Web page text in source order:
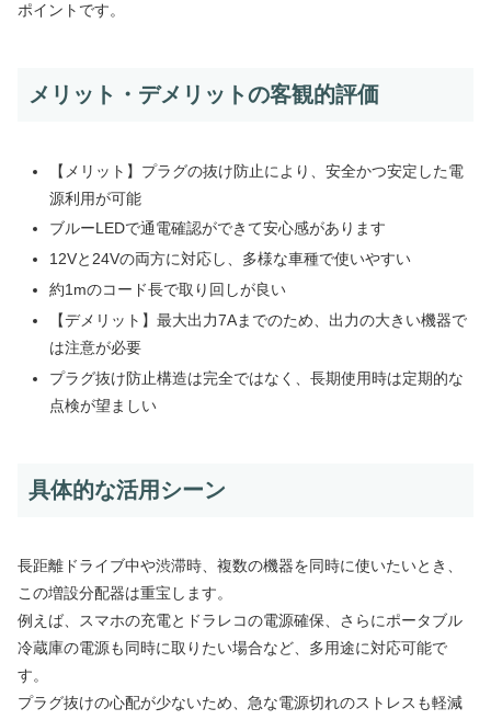
ポイントです。
メリット・デメリットの客観的評価
【メリット】プラグの抜け防止により、安全かつ安定した電
源利用が可能
ブルーLEDで通電確認ができて安心感があります
12Vと24Vの両方に対応し、多様な車種で使いやすい
約1mのコード長で取り回しが良い
【デメリット】最大出力7Aまでのため、出力の大きい機器で
は注意が必要
プラグ抜け防止構造は完全ではなく、長期使用時は定期的な
点検が望ましい
具体的な活用シーン
長距離ドライブ中や渋滞時、複数の機器を同時に使いたいとき、
この増設分配器は重宝します。
例えば、スマホの充電とドラレコの電源確保、さらにポータブル
冷蔵庫の電源も同時に取りたい場合など、多用途に対応可能で
す。
プラグ抜けの心配が少ないため、急な電源切れのストレスも軽減